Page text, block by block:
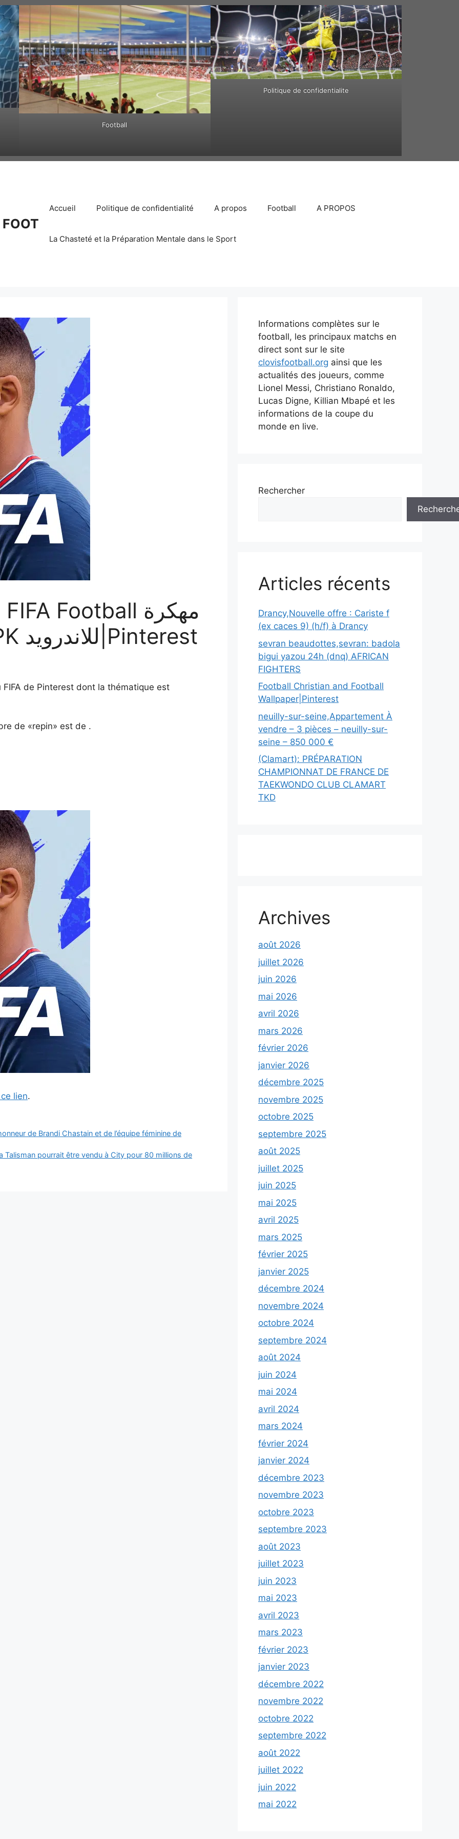
Football
Politique de confidentialite
Accueil Politique de confidentialité A propos Football A PROPOS
La Chasteté et la Préparation Mentale dans le Sport
2023 20.1.03 ِAPK للاندرويد|Pinterest
de Pinterest dont la thématique est
de «repin» est de .
lien.
de Brandi Chastain et de l’équipe féminine de
Talisman pourrait être vendu à City pour 80 millions de
Informations complètes sur le
football, les principaux matchs en
direct sont sur le site
clovisfootball.org ainsi que les
actualités des joueurs, comme
Lionel Messi, Christiano Ronaldo,
Lucas Digne, Killian Mbapé et les
informations de la coupe du
monde en live.
Rechercher
Articles récents
Drancy,Nouvelle offre : Cariste f
(ex caces 9) (h/f) à Drancy
sevran beaudottes,sevran: badola
bigui yazou 24h (dnq) AFRICAN
FIGHTERS
Football Christian and Football
Wallpaper|Pinterest
neuilly-sur-seine,Appartement À
vendre – 3 pièces – neuilly-sur-
seine – 850 000 €
(Clamart): PRÉPARATION
CHAMPIONNAT DE FRANCE DE
TAEKWONDO CLUB CLAMART
TKD
Archives
août 2026
juillet 2026
juin 2026
mai 2026
avril 2026
mars 2026
février 2026
janvier 2026
décembre 2025
novembre 2025
octobre 2025
septembre 2025
août 2025
juillet 2025
juin 2025
mai 2025
avril 2025
mars 2025
février 2025
janvier 2025
décembre 2024
novembre 2024
octobre 2024
septembre 2024
août 2024
juin 2024
mai 2024
avril 2024
mars 2024
février 2024
janvier 2024
décembre 2023
novembre 2023
octobre 2023
septembre 2023
août 2023
juillet 2023
juin 2023
mai 2023
avril 2023
mars 2023
février 2023
janvier 2023
décembre 2022
novembre 2022
octobre 2022
septembre 2022
août 2022
juillet 2022
juin 2022
mai 2022